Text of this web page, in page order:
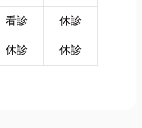
看診
休診
休診 休診